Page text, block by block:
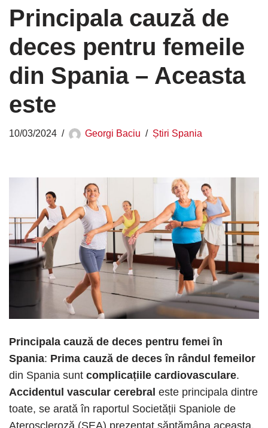
Principala cauză de
deces pentru femeile
din Spania – Aceasta
este
10/03/2024 Georgi Baciu Știri Spania
Principala cauză de deces pentru femei în
Spania: Prima cauză de deces în rândul femeilor
din Spania sunt complicațiile cardiovasculare.
Accidentul vascular cerebral este principala dintre
toate, se arată în raportul Societății Spaniole de
Ateroscleroză (SEA) prezentat săptămâna aceasta.